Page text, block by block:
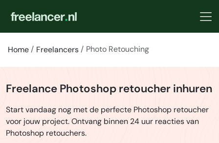
Home Freelancers Photo Retouching
Freelance Photoshop retoucher inhuren
Start vandaag nog met de perfecte Photoshop retoucher
voor jouw project. Ontvang binnen 24 uur reacties van
Photoshop retouchers.